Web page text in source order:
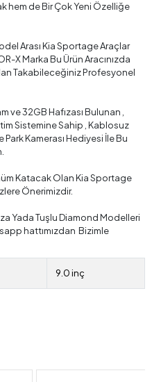
hem de Bir Çok Yeni Özelliğe
Arası Kia Sportage Araçlar
X Marka Bu Ürün Aracınızda
Takabileceğiniz Profesyonel
ve 32GB Hafızası Bulunan ,
Sistemine Sahip , Kablosuz
Kamerası Hediyesi İle Bu
Katacak Olan Kia Sportage
Önerimizdir.
Yada Tuşlu Diamond Modelleri
hattımızdan Bizimle
9.0 inç